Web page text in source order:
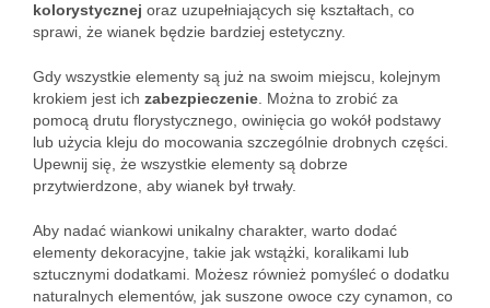
kolorystycznej oraz uzupełniających się kształtach, co
sprawi, że wianek będzie bardziej estetyczny.
Gdy wszystkie elementy są już na swoim miejscu, kolejnym
krokiem jest ich zabezpieczenie . Można to zrobić za
pomocą drutu florystycznego, owinięcia go wokół podstawy
lub użycia kleju do mocowania szczególnie drobnych części.
Upewnij się, że wszystkie elementy są dobrze
przytwierdzone, aby wianek był trwały.
Aby nadać wiankowi unikalny charakter, warto dodać
elementy dekoracyjne, takie jak wstążki, koralikami lub
sztucznymi dodatkami. Możesz również pomyśleć o dodatku
naturalnych elementów, jak suszone owoce czy cynamon, co